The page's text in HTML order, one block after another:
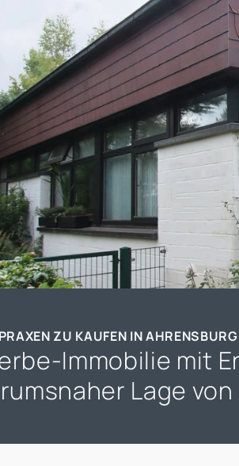
ZU KAUFEN IN AHRENSBURG
Immobilie mit
Lage